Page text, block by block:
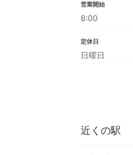
営業開始
8:00
定休日
日曜日
近くの駅